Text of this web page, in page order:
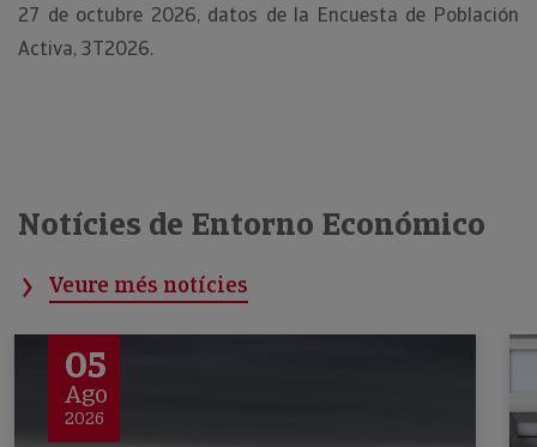
27 de octubre 2026, datos de la Encuesta de Población
Activa, 3T2026.
Notícies de Entorno Económico
Veure més notícies
05
Ago
2026